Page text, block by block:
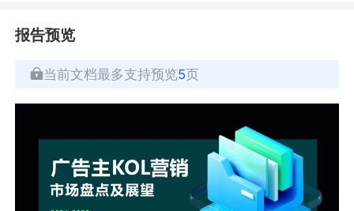
报告预览
当前文档最多支持预览5页